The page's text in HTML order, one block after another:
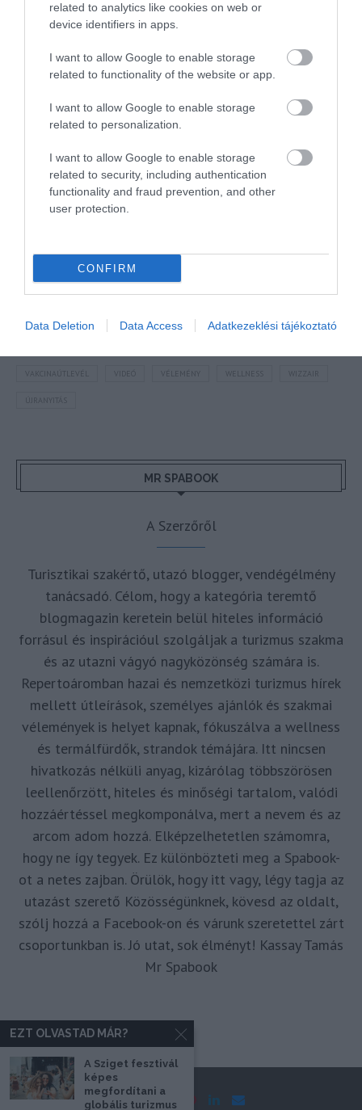
related to analytics like cookies on web or
device identifiers in apps.
I want to allow Google to enable storage
related to functionality of the website or app.
I want to allow Google to enable storage
related to personalization.
I want to allow Google to enable storage
related to security, including authentication
functionality and fraud prevention, and other
user protection.
CONFIRM
Data Deletion Data Access Adatkezeklési tájékoztató
NÉZZ KÖRBE TÉMÁK SZERINT!
AIRBNB AJÁNLÓ AUSZTRIA BALATON BELFÖLDI TURIZMUS
BOOKING BUDAPEST BUDAPEST AIRPORT
FEJLESZTÉS FÜRDŐ
MAGYARORSZÁG MAGYARUL
OLASZORSZÁG PROGRAMAJÁNLÓ REPÜLŐ REPÜLŐJÁRAT
REPÜLŐTÉR RYANAIR STATISZTIKA STRAND SZAKMAI CIKKEK
VAKCINAÚTLEVÉL WIZZAIR
ÚJRANYITÁS
MR SPABOOK
A Szerzőről
Turisztikai szakértő, utazó blogger, vendégélmény
tanácsadó. Célom, hogy a kategória teremtő
blogmagazin keretein belül hiteles információ
forrásul és inspirációul szolgáljak a turizmus szakma
és az utazni vágyó nagyközönség számára is.
Repertoáromban hazai és nemzetközi turizmus hírek
mellett útleírások, személyes ajánlók és szakmai
vélemények is helyet kapnak, fókuszálva a wellness
és termálfürdők, strandok témájára. Itt nincsen
hivatkozás nélküli anyag, kizárólag többszörösen
leellenőrzött, hiteles és minőségi tartalom, valódi
hozzáértéssel megkomponálva, mert a nevem és az
arcom adom hozzá. Elképzelhetetlen számomra,
hogy ne így tegyek. Ez különbözteti meg a Spabook-
ot a netes zajban. Örülök, hogy itt vagy, légy tagja az
utazást szerető Közösségünknek, kövesd az oldalt,
szólj hozzá a Facebook-on és várunk szeretettel zárt
csoportunkban is. Jó utat, sok élményt! Kassay Tamás
Mr Spabook
EZT OLVASTAD MÁR?
A Sziget fesztivál
képes
megfordítani a
globális turizmus